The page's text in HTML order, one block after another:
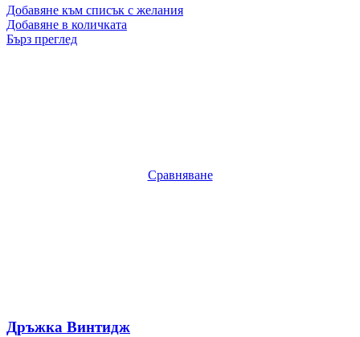
Добавяне към списък с желания
Добавяне в количката
Бърз преглед
Сравняване
Дръжка Винтидж